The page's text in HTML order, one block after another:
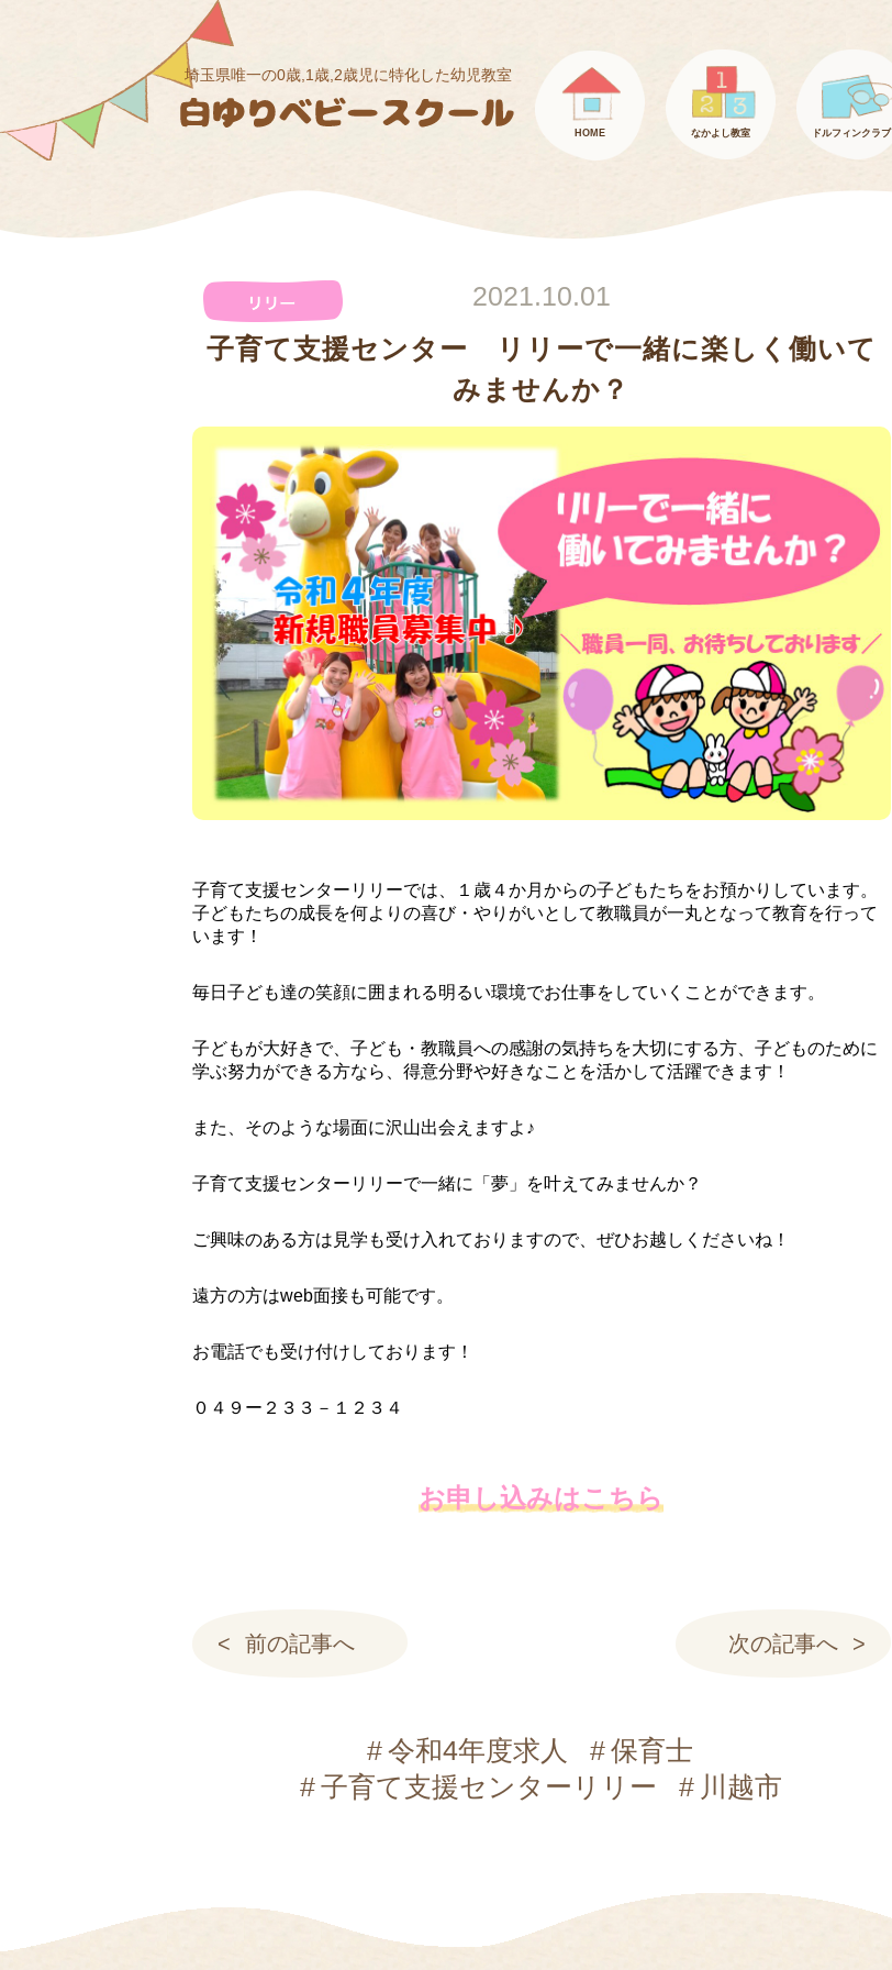
埼玉県唯一の0歳,1歳,2歳児に特化した幼児教室
HOME なかよし教室 ドルフィンクラブ
2021.10.01
子育て支援センター リリーで一緒に楽しく働いて
みませんか？
子育て支援センターリリーでは、１歳４か月からの子どもたちをお預かりしています。
子どもたちの成長を何よりの喜び・やりがいとして教職員が一丸となって教育を行って
います！
毎日子ども達の笑顔に囲まれる明るい環境でお仕事をしていくことができます。
子どもが大好きで、子ども・教職員への感謝の気持ちを大切にする方、子どものために
学ぶ努力ができる方なら、得意分野や好きなことを活かして活躍できます！
また、そのような場面に沢山出会えますよ♪
子育て支援センターリリーで一緒に「夢」を叶えてみませんか？
ご興味のある方は見学も受け入れておりますので、ぜひお越しくださいね！
遠方の方はweb面接も可能です。
お電話でも受け付けしております！
０４９ー２３３－１２３４
お申し込みはこちら
前の記事へ 次の記事へ
令和4年度求人
保育士
子育て支援センターリリー
川越市